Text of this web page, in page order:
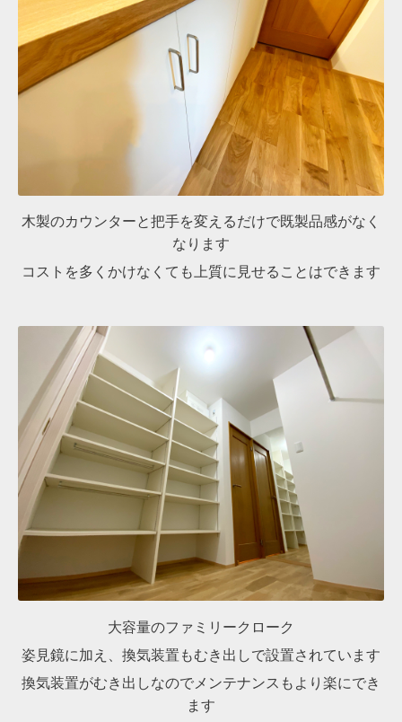
木製のカウンターと把手を変えるだけで既製品感がなく
なります
コストを多くかけなくても上質に見せることはできます
大容量のファミリークローク
姿見鏡に加え、換気装置もむき出しで設置されています
換気装置がむき出しなのでメンテナンスもより楽にでき
ます